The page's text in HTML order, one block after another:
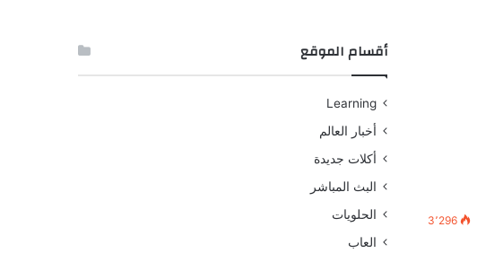
3٬296
أقسام الموقع
Learning
أخبار العالم
أكلات جديدة
البث المباشر
الحلويات
العاب